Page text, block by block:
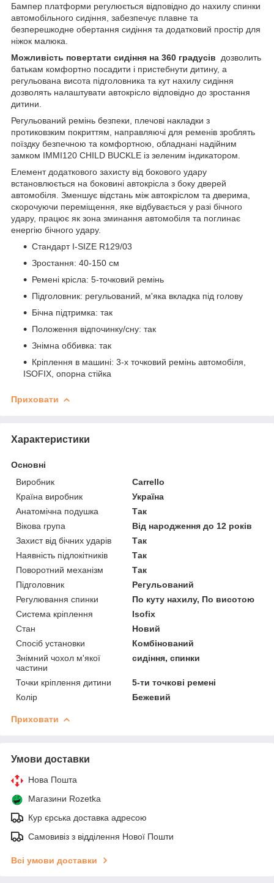
Бампер платформи регулюється відповідно до нахилу спинки
автомобільного сидіння, забезпечує плавне та
безперешкодне обертання сидіння та додатковий простір для
ніжок малюка.
Можливість повертати сидіння на 360 градусів дозволить
батькам комфортно посадити і пристебнути дитину, а
регульована висота підголовника та кут нахилу сидіння
дозволять налаштувати автокрісло відповідно до зростання
дитини.
Регульований ремінь безпеки, плечові накладки з
протиковзким покриттям, направляючі для ременів зроблять
поїздку безпечною та комфортною, обладнані надійним
замком IMMI120 CHILD BUCKLE із зеленим індикатором.
Елемент додаткового захисту від бокового удару
встановлюється на боковині автокрісла з боку дверей
автомобіля. Зменшує відстань між автокріслом та дверима,
скорочуючи переміщення, яке відбувається у разі бічного
удару, працює як зона зминання автомобіля та поглинає
енергію бічного удару.
Стандарт I-SIZE R129/03
Зростання: 40-150 см
Ремені крісла: 5-точковий ремінь
Підголовник: регульований, м'яка вкладка під голову
Бічна підтримка: так
Положення відпочинку/сну: так
Знімна оббивка: так
Кріплення в машині: 3-х точковий ремінь автомобіля,
ISOFIX, опорна стійка
Приховати
Характеристики
Основні
Виробник
Carrello
Країна виробник
Україна
Анатомічна подушка
Так
Вікова група
Від народження до 12 років
Захист від бічних ударів
Так
Наявність підлокітників
Так
Поворотний механізм
Так
Підголовник
Регульований
Регулювання спинки
По куту нахилу, По висотою
Система кріплення
Isofix
Стан
Новий
Спосіб установки
Комбінований
Знімний чохол м'якої
частини
сидіння, спинки
Точки кріплення дитини
5-ти точкові ремені
Колір
Бежевий
Приховати
Умови доставки
Нова Пошта
Магазини Rozetka
Кур єрська доставка адресою
Самовивіз з відділення Нової Пошти
Всі умови доставки